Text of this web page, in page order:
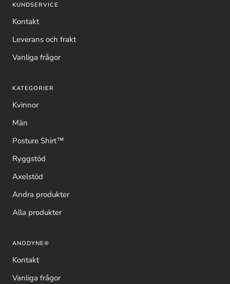
KUNDSERVICE
Kontakt
Leverans och frakt
Vanliga frågor
KATEGORIER
Kvinnor
Män
Posture Shirt™
Ryggstöd
Axelstöd
Andra produkter
Alla produkter
ANODYNE®
Kontakt
Vanliga frågor